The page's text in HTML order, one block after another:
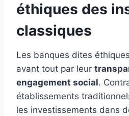
éthiques des
classiques
Les banques dites
avant tout par leur
engagement social.
établissements
les investissements dans